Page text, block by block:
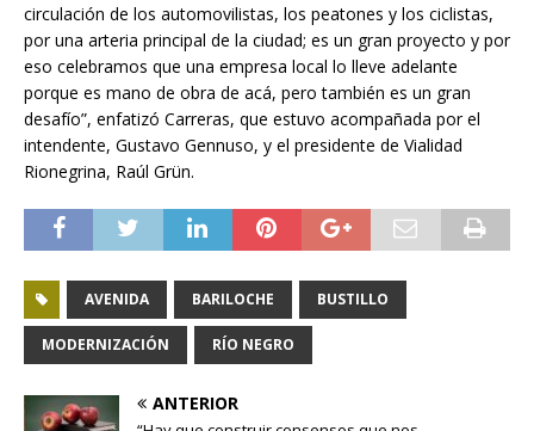
circulación de los automovilistas, los peatones y los ciclistas,
por una arteria principal de la ciudad; es un gran proyecto y por
eso celebramos que una empresa local lo lleve adelante
porque es mano de obra de acá, pero también es un gran
desafío”, enfatizó Carreras, que estuvo acompañada por el
intendente, Gustavo Gennuso, y el presidente de Vialidad
Rionegrina, Raúl Grün.
AVENIDA BARILOCHE BUSTILLO
MODERNIZACIÓN RÍO NEGRO
ANTERIOR